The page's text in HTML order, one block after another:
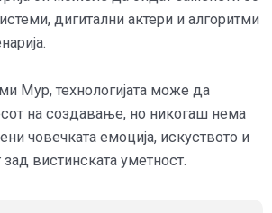
дигитални актери и алгоритми
Мур, технологијата може да
на создавање, но никогаш нема
човечката емоција, искуството и
вистинската уметност.